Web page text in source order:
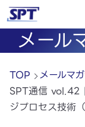
メール
TOP
メールマ
SPT通信 vol.42
ジプロセス技術